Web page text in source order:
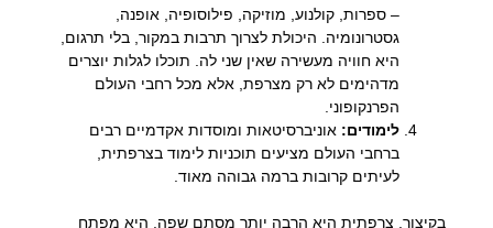
– ספרות, קולנוע, מוזיקה, פילוסופיה, אופנה,
גסטרונומיה. היכולת לצרוך תרבות במקור, בלי תרגום,
היא חוויה מעשירה שאין שני לה. תוכלו לגלות יוצרים
מדהימים לא רק מצרפת, אלא מכל רחבי העולם
הפרנקופוני.
לימודים: אוניברסיטאות ומוסדות אקדמיים רבים
ברחבי העולם מציעים תוכניות לימוד בצרפתית,
לעיתים קרובות ברמה גבוהה מאוד.
בקיצור, צרפתית היא הרבה יותר מסתם שפה. היא מפתח